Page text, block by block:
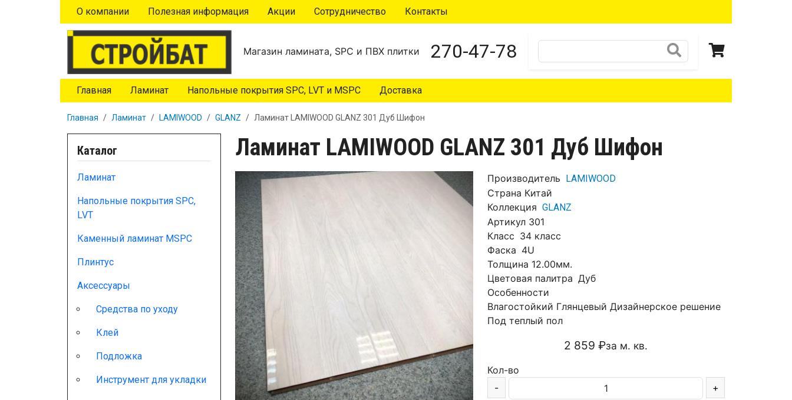
Перейти к основному содержанию
О компании Полезная информация Акции Сотрудничество Контакты
Магазин ламината, SPC и ПВХ плитки 270-47-78
Главная Ламинат Напольные покрытия SPC, LVT и MSPC Доставка
Главная Ламинат LAMIWOOD GLANZ Ламинат LAMIWOOD GLANZ 301 Дуб Шифон
Ламинат LAMIWOOD GLANZ 301 Дуб Шифон
Производитель LAMIWOOD
Страна Китай
Коллекция GLANZ
Артикул 301
Класс 34 класс
Фаска 4U
Толщина 12.00мм.
Цветовая палитра Дуб
Особенности
Влагостойкий Глянцевый Дизайнерское решение
Под теплый пол
2 859 ₽за м. кв.
Кол-во
-
+
Каталог
Ламинат
Напольные покрытия SPC,
LVT
Каменный ламинат MSPC
Плинтус
Аксессуары
Средства по уходу
Клей
Подложка
Инструмент для укладки